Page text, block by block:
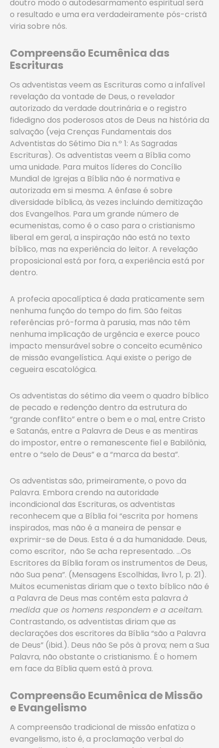
doutro modo o autodesarmamento espiritual será
o resultado e uma era verdadeiramente pós-cristã
viria sobre nós.
Compreensão Ecumênica das
Escrituras
Os adventistas veem as Escrituras como a infalível
revelação da vontade de Deus, o revelador
autorizado da verdade doutrinária e o registro
fidedigno dos poderosos atos de Deus na história da
salvação (veja Crenças Fundamentais dos
Adventistas do Sétimo Dia n.º 1: As Sagradas
Escrituras). Os adventistas veem a Bíblia como
uma unidade. Para muitos líderes do Concílio
Mundial de Igrejas a Bíblia não é normativa e
autorizada em si mesma. A ênfase é sobre
diversidade bíblica, às vezes incluindo demitização
dos Evangelhos. Para um grande número de
ecumenistas, como é o caso para o cristianismo
liberal em geral, a inspiração não está no texto
bíblico, mas na experiência do leitor. A revelação
proposicional está por fora, a experiência está por
dentro.
A profecia apocalíptica é dada praticamente sem
nenhuma função do tempo do fim. São feitas
referências pró-forma à parusia, mas não têm
nenhuma implicação de urgência e exerce pouco
impacto mensurável sobre o conceito ecumênico
de missão evangelística. Aqui existe o perigo de
cegueira escatológica.
Os adventistas do sétimo dia veem o quadro bíblico
de pecado e redenção dentro da estrutura do
“grande conflito” entre o bem e o mal, entre Cristo
e Satanás, entre a Palavra de Deus e as mentiras
do impostor, entre o remanescente fiel e Babilônia,
entre o “selo de Deus” e a “marca da besta”.
Os adventistas são, primeiramente, o povo da
Palavra. Embora crendo na autoridade
incondicional das Escrituras, os adventistas
reconhecem que a Bíblia foi “escrita por homens
inspirados, mas não é a maneira de pensar e
exprimir-se de Deus. Esta é a da humanidade. Deus,
como escritor, não Se acha representado. …Os
Escritores da Bíblia foram os instrumentos de Deus,
não Sua pena”. (Mensagens Escolhidas, livro 1, p. 21).
Muitos ecumenistas diriam que o texto bíblico não é
a Palavra de Deus mas contém esta palavra à
medida que os homens respondem e a aceitam.
Contrastando, os adventistas diriam que as
declarações dos escritores da Bíblia “são a Palavra
de Deus” (ibid.). Deus não Se pôs à prova; nem a Sua
Palavra, não obstante o cristianismo. É o homem
em face da Bíblia quem está à prova.
Compreensão Ecumênica de Missão
e Evangelismo
A compreensão tradicional de missão enfatiza o
evangelismo, isto é, a proclamação verbal do